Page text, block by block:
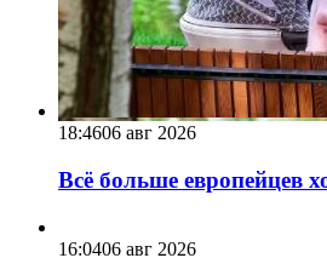
18:4606 авг 2026
Всё больше европейцев
16:0406 авг 2026